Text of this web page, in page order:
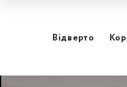
Відвертo